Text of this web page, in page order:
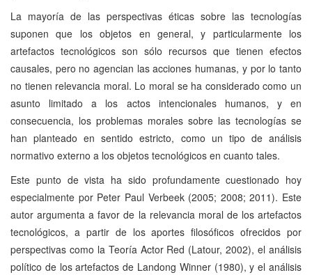
La mayoría de las perspectivas éticas sobre las tecnologías
suponen que los objetos en general, y particularmente los
artefactos tecnológicos son sólo recursos que tienen efectos
causales, pero no agencian las acciones humanas, y por lo tanto
no tienen relevancia moral. Lo moral se ha considerado como un
asunto limitado a los actos intencionales humanos, y en
consecuencia, los problemas morales sobre las tecnologías se
han planteado en sentido estricto, como un tipo de análisis
normativo externo a los objetos tecnológicos en cuanto tales.
Este punto de vista ha sido profundamente cuestionado hoy
especialmente por Peter Paul Verbeek (2005; 2008; 2011). Este
autor argumenta a favor de la relevancia moral de los artefactos
tecnológicos, a partir de los aportes filosóficos ofrecidos por
perspectivas como la Teoría Actor Red (Latour, 2002), el análisis
político de los artefactos de Landong Winner (1980), y el análisis